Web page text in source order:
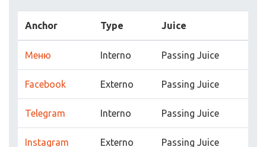
Anchor Type Juice
Меню Interno Passing Juice
Facebook Externo Passing Juice
Telegram Interno Passing Juice
Instagram Externo Passing Juice